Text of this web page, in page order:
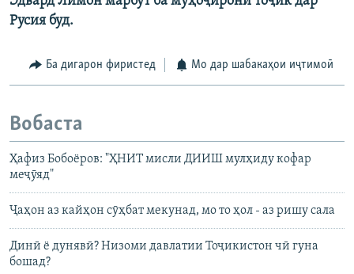
Русия буд.
Ба дигарон фиристед Мо дар шабакаҳои иҷтимоӣ
Вобаста
Ҳафиз Бобоёров: "ҲНИТ мисли ДИИШ мулҳиду кофар
меҷӯяд"
Ҷаҳон аз кайҳон сӯҳбат мекунад, мо то ҳол - аз ришу сала
Динӣ ё дунявӣ? Низоми давлатии Тоҷикистон чӣ гуна
бошад?